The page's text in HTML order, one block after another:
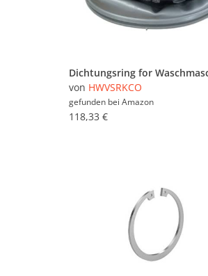
von HWVSRKCO
gefunden bei Amazon
118,33 €